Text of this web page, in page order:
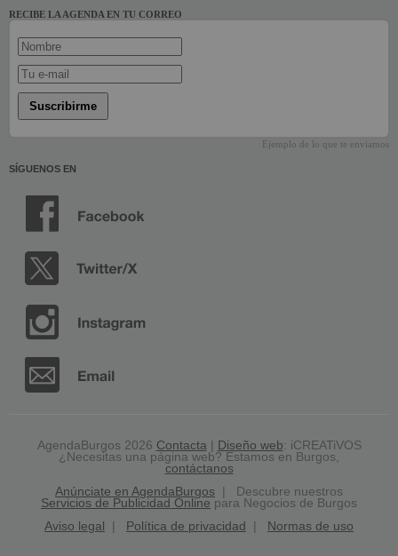
RECIBE LA AGENDA EN TU CORREO
Suscribirme
Ejemplo de lo que te enviamos
SÍGUENOS EN
AgendaBurgos 2026 Contacta| Diseño web: iCREATiVOS
¿Necesitas una página web? Estamos en Burgos,
contáctanos
Anúnciate en AgendaBurgos | Descubre nuestros
Servicios de Publicidad Online para Negocios de Burgos
Aviso legal
Política de privacidad Normas de uso